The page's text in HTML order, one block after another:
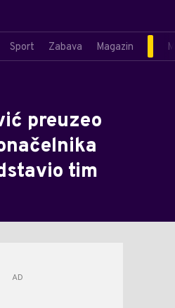
Sport Zabava Magazin
preuzeo
tim